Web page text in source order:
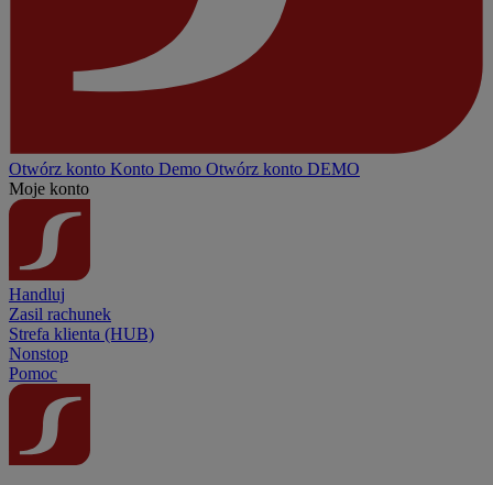
Otwórz konto Konto Demo Otwórz konto DEMO
Moje konto
Handluj
Zasil rachunek
Strefa klienta (HUB)
Nonstop
Pomoc